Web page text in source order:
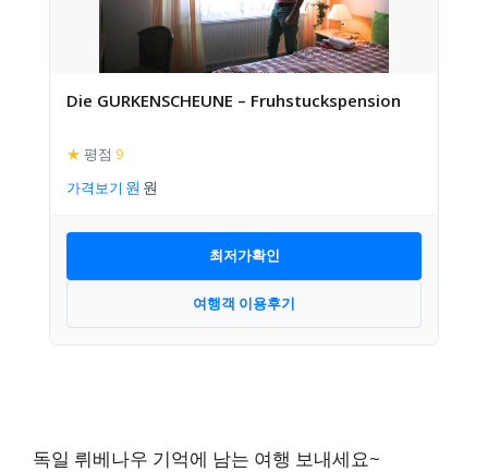
Die GURKENSCHEUNE – Fruhstuckspension
★ 평점 9
가격보기
최저가확인
여행객 이용후기
독일 뤼베나우 기억에 남는 여행 보내세요~